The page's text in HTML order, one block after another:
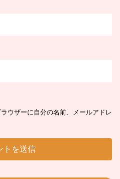
ウザーに自分の名前、メールアドレ